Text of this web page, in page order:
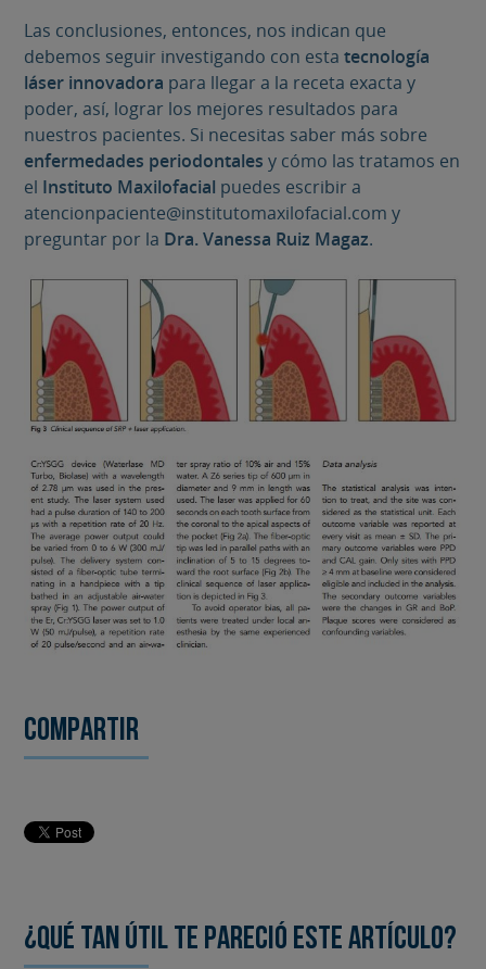
Las conclusiones, entonces, nos indican que
debemos seguir investigando con estatecnología
láser innovadora para llegar a la receta exacta y
poder, así, lograr los mejores resultados para
nuestros pacientes. Si necesitas saber más sobre
enfermedades periodontales y cómo las tratamos en
el Instituto Maxilofacial puedes escribir a
atencionpaciente@institutomaxilofacial.com y
preguntar por la Dra. Vanessa Ruiz Magaz.
Compartir
¿Qué tan útil te pareció este artículo?